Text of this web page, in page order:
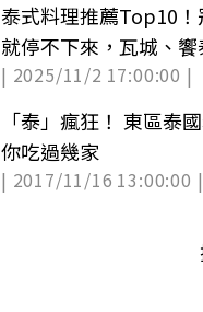
泰式料理推薦Top10
就停不下來，瓦城、
| 2025/11/2 17:00:00 |
「泰」瘋狂！ 東區泰
你吃過幾家
| 2017/11/16 13:00:00 |